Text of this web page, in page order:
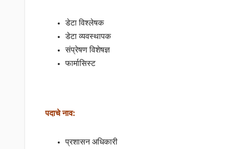
डेटा विश्लेषक
डेटा व्यवस्थापक
संप्रेषण विशेषज्ञ
फार्मासिस्ट
पदाचे नाव:
प्रशासन अधिकारी